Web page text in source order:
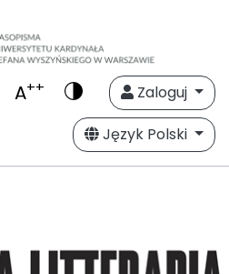
A++
Zaloguj
Język Polski